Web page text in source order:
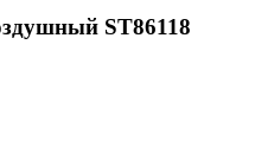
ST86118